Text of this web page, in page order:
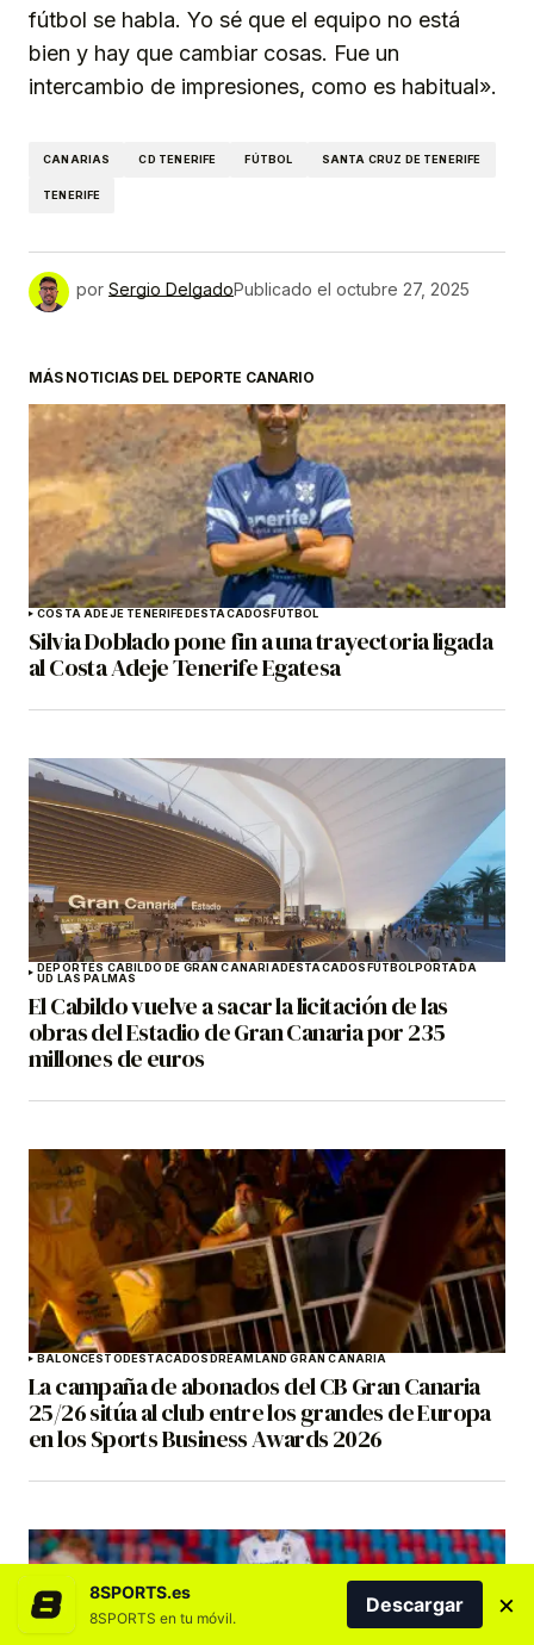
fútbol se habla. Yo sé que el equipo no está
bien y hay que cambiar cosas. Fue un
intercambio de impresiones, como es habitual».
CANARIAS CD TENERIFE FÚTBOL SANTA CRUZ DE TENERIFE
TENERIFE
por Sergio DelgadoPublicado el octubre 27, 2025
MÁS NOTICIAS DEL DEPORTE CANARIO
COSTA ADEJE TENERIFEDESTACADOSFÚTBOL
Silvia Doblado pone fin a una trayectoria ligada
al Costa Adeje Tenerife Egatesa
DEPORTES CABILDO DE GRAN CANARIADESTACADOSFÚTBOLPORTADA
UD LAS PALMAS
El Cabildo vuelve a sacar la licitación de las
obras del Estadio de Gran Canaria por 235
millones de euros
BALONCESTODESTACADOSDREAMLAND GRAN CANARIA
La campaña de abonados del CB Gran Canaria
25/26 sitúa al club entre los grandes de Europa
en los Sports Business Awards 2026
8SPORTS.es
8SPORTS en tu móvil.
Descargar ×